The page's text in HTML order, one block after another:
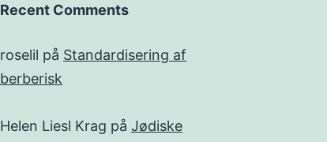
Recent Comments
roselil på Standardisering af
berberisk
Helen Liesl Krag på Jødiske